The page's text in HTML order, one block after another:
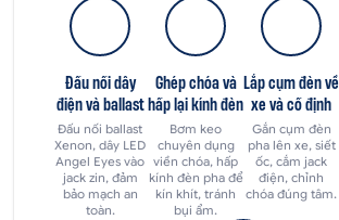
Đấu nối dây
điện và ballast
Đấu nối ballast
Xenon, dây LED
Angel Eyes vào
jack zin, đảm
bảo mạch an
toàn.
Ghép chóa và
hấp lại kính đèn
Bơm keo
chuyên dụng
viền chóa, hấp
kính đèn pha để
kín khít, tránh
bụi ẩm.
Lắp cụm đèn về
xe và cố định
Gắn cụm đèn
pha lên xe, siết
ốc, cắm jack
điện, chỉnh
chóa đúng tâm.